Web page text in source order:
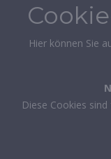
Hier können Sie
Diese Cookies